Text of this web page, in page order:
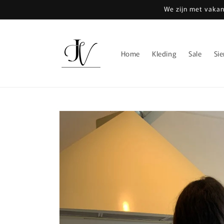
content
We zijn met
Home Kleding Sale
Ga direct naar
productinformatie